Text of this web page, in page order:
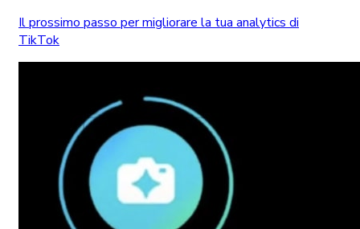
Il prossimo passo per migliorare la tua analytics di
TikTok